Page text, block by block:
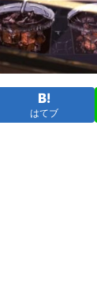
はてブ